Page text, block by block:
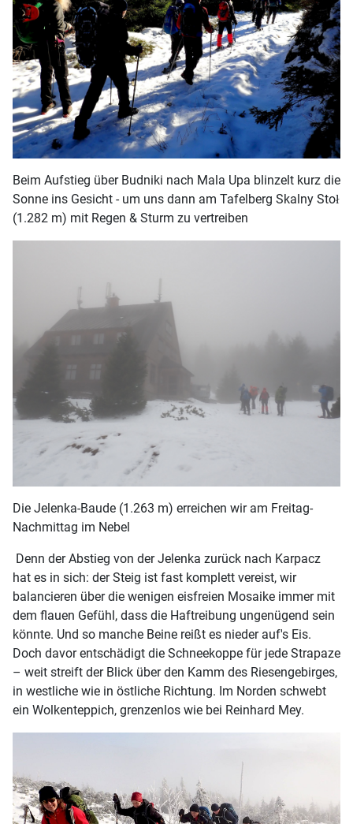
Beim Aufstieg über Budniki nach Mala Upa blinzelt kurz die
Sonne ins Gesicht - um uns dann am Tafelberg Skalny Stoł
(1.282 m) mit Regen & Sturm zu vertreiben
Die Jelenka-Baude (1.263 m) erreichen wir am Freitag-
Nachmittag im Nebel
Denn der Abstieg von der Jelenka zurück nach Karpacz
hat es in sich: der Steig ist fast komplett vereist, wir
balancieren über die wenigen eisfreien Mosaike immer mit
dem flauen Gefühl, dass die Haftreibung ungenügend sein
könnte. Und so manche Beine reißt es nieder auf's Eis.
Doch davor entschädigt die Schneekoppe für jede Strapaze
– weit streift der Blick über den Kamm des Riesengebirges,
in westliche wie in östliche Richtung. Im Norden schwebt
ein Wolkenteppich, grenzenlos wie bei Reinhard Mey.